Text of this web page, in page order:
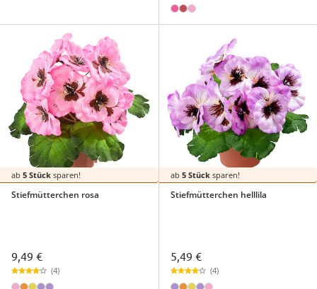
ab 5 Stück sparen!
Stiefmütterchen rosa
9,49 €
(4)
ab 5 Stücksparen!
Stiefmütterchen helllila
5,49 €
(4)